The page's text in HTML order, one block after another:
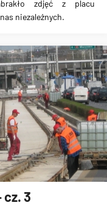
zdjęć z placu
niezależnych.
3